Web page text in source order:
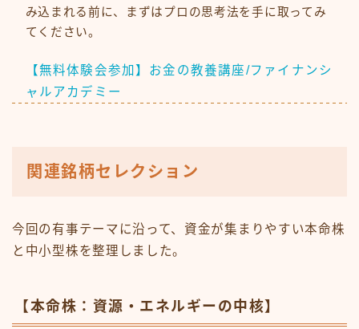
み込まれる前に、まずはプロの思考法を手に取ってみ
てください。
【無料体験会参加】お金の教養講座/ファイナンシ
ャルアカデミー
関連銘柄セレクション
今回の有事テーマに沿って、資金が集まりやすい本命株
と中小型株を整理しました。
【本命株：資源・エネルギーの中核】